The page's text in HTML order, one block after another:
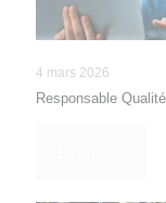
4 mars 2026
Responsable